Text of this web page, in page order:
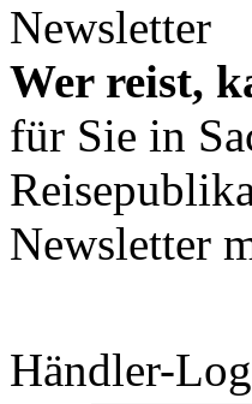
Newsletter
Wer reist,
für Sie in
Newsletter
Händler-